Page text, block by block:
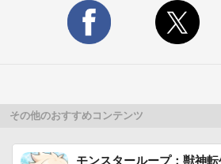
自分自身で報告した取締まりをマイス
であっても取締まり情報をリアルタイ
ート検索」より目的地の設定画面へお進
当アプリをバックグラウンドで利用し
その他のおすすめコンテンツ
モンスターループ：獣神転